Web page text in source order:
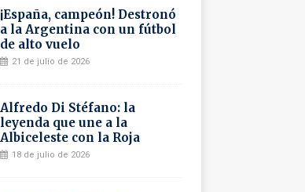
¡España, campeón! Destronó
a la Argentina con un fútbol
de alto vuelo
21 de julio de 2026
Alfredo Di Stéfano: la
leyenda que une a la
Albiceleste con la Roja
18 de julio de 2026